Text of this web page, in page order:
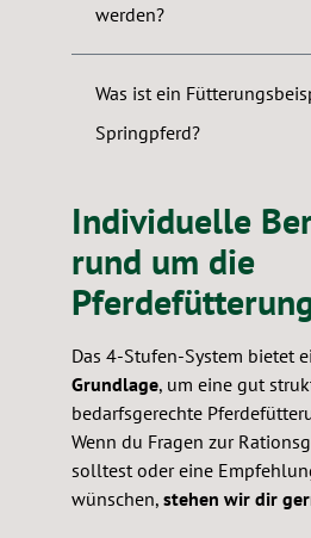
werden?
Was ist ein
Springpferd?
Individuelle
rund um die
Das 4-Stufen-System bietet
Grundlage, um eine gut
bedarfsgerechte
Wenn du Fragen zur
solltest oder eine
wünschen, stehen wir dir